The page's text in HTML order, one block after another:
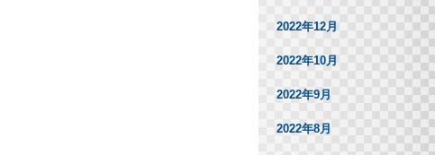
2022年12月
2022年10月
2022年9月
2022年8月